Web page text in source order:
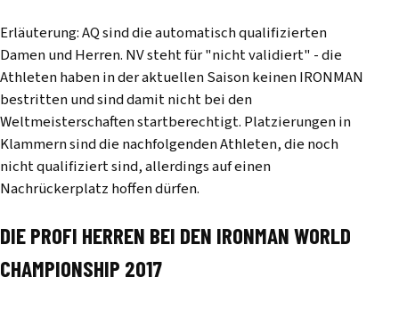
Erläuterung: AQ sind die automatisch qualifizierten
Damen und Herren. NV steht für "nicht validiert" - die
Athleten haben in der aktuellen Saison keinen IRONMAN
bestritten und sind damit nicht bei den
Weltmeisterschaften startberechtigt. Platzierungen in
Klammern sind die nachfolgenden Athleten, die noch
nicht qualifiziert sind, allerdings auf einen
Nachrückerplatz hoffen dürfen.
DIE PROFI HERREN BEI DEN IRONMAN WORLD
CHAMPIONSHIP 2017